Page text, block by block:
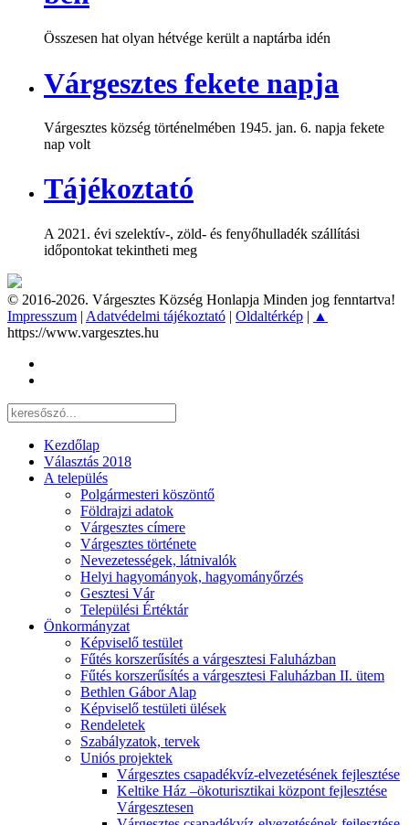
Összesen hat olyan hétvége került a naptárba idén
Várgesztes fekete napja
Várgesztes község történelmében 1945. jan. 6. napja fekete
nap volt
Tájékoztató
A 2021. évi szelektív-, zöld- és fenyőhulladék szállítási
időpontokat tekintheti meg
© 2016-2026. Várgesztes Község Honlapja Minden jog fenntartva!
Impresszum | Adatvédelmi tájékoztató | Oldaltérkép | ▲
https://www.vargesztes.hu
Kezdőlap
Választás 2018
A település
Polgármesteri köszöntő
Földrajzi adatok
Várgesztes címere
Várgesztes története
Nevezetességek, látnivalók
Helyi hagyományok, hagyományőrzés
Gesztesi Vár
Települési Értéktár
Önkormányzat
Képviselő testület
Fűtés korszerűsítés a várgesztesi Faluházban
Fűtés korszerűsítés a várgesztesi Faluházban II. ütem
Bethlen Gábor Alap
Képviselő testületi ülések
Rendeletek
Szabályzatok, tervek
Uniós projektek
Várgesztes csapadékvíz-elvezetésének fejlesztése
Keltike Ház –ökoturisztikai központ fejlesztése
Várgesztesen